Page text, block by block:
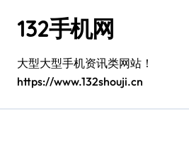
132手机网
大型大型手机资讯类网站！
https://www.132shouji.cn